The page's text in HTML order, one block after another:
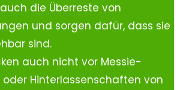
die Überreste von
und sorgen dafür, dass sie
sind.
auch nicht vor Messie-
Hinterlassenschaften von